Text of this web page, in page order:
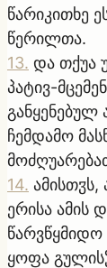
წარიკითხე
წერილთა.
13. და თქუა
პატივ-
განყენებულ
ჩემდამო
14. ამისთჳს,
ერისა ამის
წარვწყმიდო
ყოფა